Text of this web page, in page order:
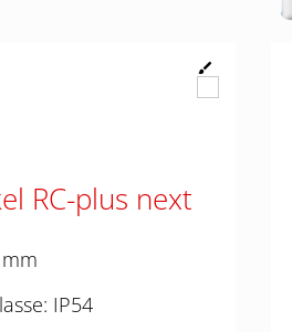
RC-plus next
IP54